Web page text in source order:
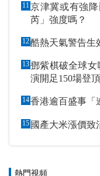
11 京津冀或有強
芮」強度嗎？
12酷熱天氣警告
13鄧紫棋破全球女歌手紀錄 《I AM
演開足150場登頂
14香港逾百盛事
15
熱門視頻